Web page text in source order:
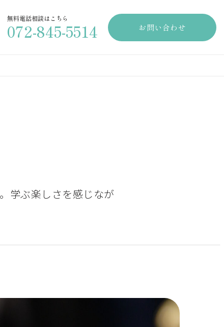
無料電話相談はこちら
072-845-5514 お問い合わせ
学ぶ楽しさを感じなが